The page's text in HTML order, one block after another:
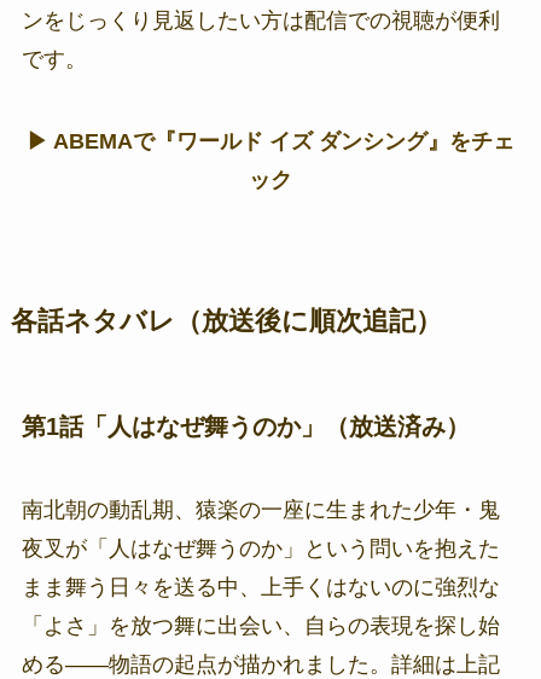
ンをじっくり見返したい方は配信での視聴が便利
です。
▶ ABEMAで『ワールド イズ ダンシング』をチェ
ック
各話ネタバレ（放送後に順次追記）
第1話「人はなぜ舞うのか」（放送済み）
南北朝の動乱期、猿楽の一座に生まれた少年・鬼
夜叉が「人はなぜ舞うのか」という問いを抱えた
まま舞う日々を送る中、上手くはないのに強烈な
「よさ」を放つ舞に出会い、自らの表現を探し始
める——物語の起点が描かれました。詳細は上記